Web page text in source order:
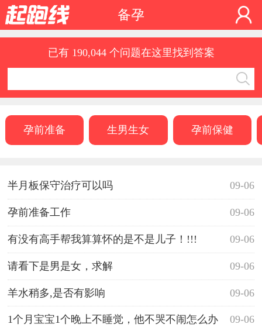
备孕
已有 190,044 个问题在这里找到答案
孕前准备 生男生女 孕前保健
09-06
半月板保守治疗可以吗
09-06
孕前准备工作
09-06
有没有高手帮我算算怀的是不是儿子！!!!
09-06
请看下是男是女，求解
09-06
羊水稍多,是否有影响
09-06
1个月宝宝1个晚上不睡觉，他不哭不闹怎么办